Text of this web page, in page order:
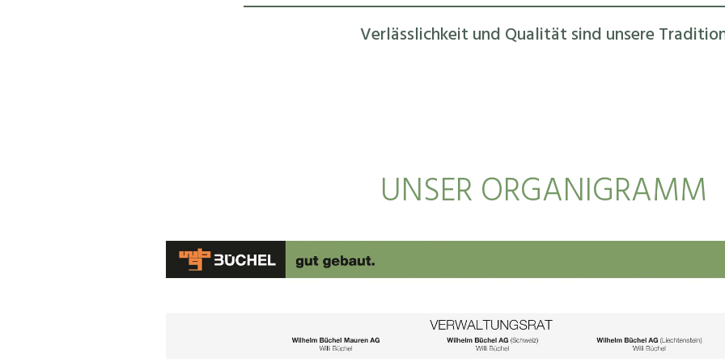
Verlässlichkeit und Qualität sind unsere
UNSER ORGANIGRAMM